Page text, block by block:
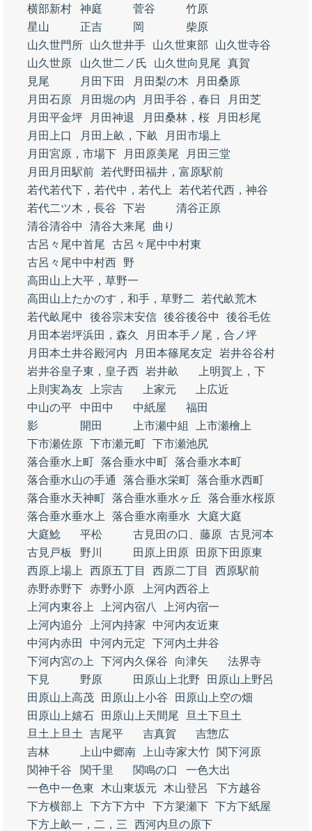
横部新村 神庭 菅谷
竹原
星山
正吉 岡
柴原
山久世門所
山久世井手 山久世東部
山久世寺谷
山久世原
山久世二ノ氏 山久世向見尾
真賀
見尾
月田下田 月田梨の木
月田桑原
月田石原
月田堀の内 月田手谷，春日
月田芝
月田平金坪
月田神退 月田桑林，桜
月田杉尾
月田上口
月田上畝，下畝
月田市場上
月田宮原，市場下
月田原美尾
月田三堂
月田月田駅前
若代野田福井，富原駅前
若代若代下，若代中，若代上
若代若代西，神谷
若代二ツ木，長谷
下岩
清谷正原
清谷清谷中
清谷大来尾
曲り
古呂々尾中首尾
古呂々尾中中村東
古呂々尾中中村西
野
高田山上大平，草野一
高田山上たかのす，和手，草野二
若代畝荒木
若代畝尾中
後谷宗末安信 後谷後谷中
後谷毛佐
月田本岩坪浜田，森久
月田本手ノ尾，合ノ坪
月田本土井谷殿河内
月田本篠尾友定
岩井谷谷村
岩井谷皇子東，皇子西 岩井畝
上明賀上，下
上則実為友
上宗吉 上家元
上広近
中山の平
中田中 中紙屋
福田
影
開田 上市瀬中組
上市瀬檜上
下市瀬佐原 下市瀬元町 下市瀬池尻
落合垂水上町 落合垂水中町 落合垂水本町
落合垂水山の手通
落合垂水栄町 落合垂水西町
落合垂水天神町 落合垂水垂水ヶ丘
落合垂水桜原
落合垂水垂水上
落合垂水南垂水
大庭大庭
大庭鯰
平松 古見田の口、藤原 古見河本
古見戸板
野川 田原上田原
田原下田原東
西原上場上
西原五丁目 西原二丁目
西原駅前
赤野赤野下 赤野小原
上河内西谷上
上河内東谷上
上河内宿八
上河内宿一
上河内追分
上河内持家
中河内友近東
中河内赤田
中河内元定
下河内土井谷
下河内宮の上
下河内久保谷 向津矢
法界寺
下見
野原 田原山上北野
田原山上野呂
田原山上高茂
田原山上小谷
田原山上空の畑
田原山上嬉石
田原山上天間尾
旦土下旦土
旦土上旦土
吉尾平 吉真賀
吉惣広
吉林
上山中郷南 上山寺家大竹
関下河原
関神千谷
関千里 関鳴の口
一色大出
一色中一色東
木山東坂元 木山登呂
下方越谷
下方横部上
下方下方中 下方簗瀬下 下方下紙屋
下方上畝一，二，三
西河内旦の原下